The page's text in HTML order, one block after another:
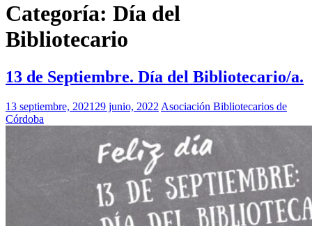
Categoría: Día del
Bibliotecario
13 de Septiembre. Día del Bibliotecario/a.
13 septiembre, 2021 29 junio, 2022 Asociación Bibliotecarios de
Córdoba